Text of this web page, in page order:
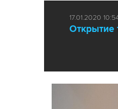
17.01.2020
Открытие